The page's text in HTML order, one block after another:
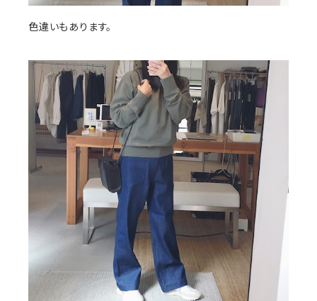
色違いもあります。